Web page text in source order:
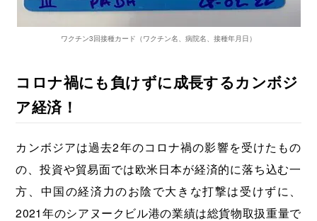
ワクチン3回接種カード（ワクチン名、病院名、接種年月日）
コロナ禍にも負けずに成長するカンボジ
ア経済！
カンボジアは過去2年のコロナ禍の影響を受けたもの
の、投資や貿易面では欧米日本が経済的に落ち込む一
方、中国の経済力のお陰で大きな打撃は受けずに、
2021年のシアヌークビル港の業績は総貨物取扱重量で